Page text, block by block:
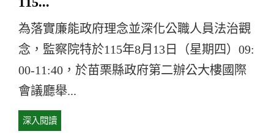
為落實廉能政府理念並深化公職人員法治觀
念，監察院特於115年8月13日（星期四）09:
00-11:40，於苗栗縣政府第二辦公大樓國際
會議廳舉...
深入閱讀